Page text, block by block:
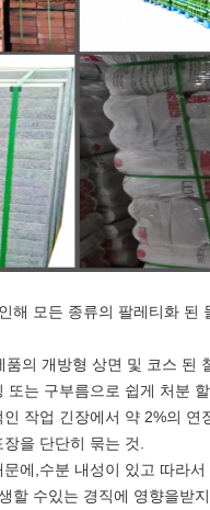
해 모든 종류의 팔레티화
의 개방형 상면 및 코스 된
또는 구부름으로 쉽게 처분
작업 긴장에서 약 2%의
을 단단히 묶는 것.
에,수분 내성이 있고 따라
할 수있는 경직에 영향을받